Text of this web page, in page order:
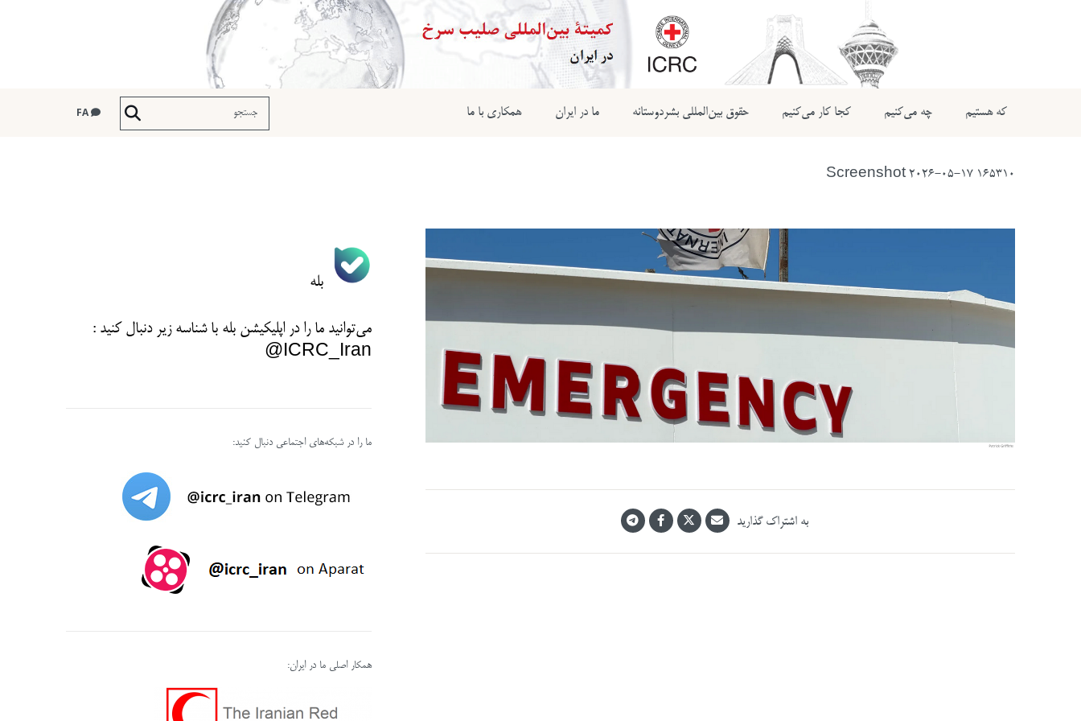
که هستیم چه می‌کنیم کجا کار می‌کنیم حقوق بین‌المللی بشردوستانه ما در ایران همکاری با ما
Screenshot 2026-05-17 165310
به اشتراک گذارید
بله
می‌توانید ما را در اپلیکیشن بله با شناسه زیردنبال کنید :
ICRC_Iran@
ما را در شبکه‌های اجتماعی دنبال کنید:
همکار اصلی ما در ایران: